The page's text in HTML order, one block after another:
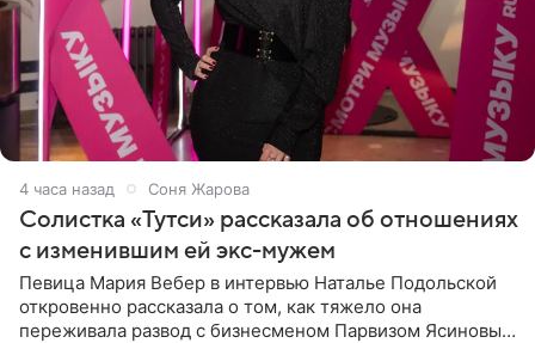
4 часа назад Соня Жарова
Солистка «Тутси» рассказала об отношениях
с изменившим ей экс-мужем
Певица Мария Вебер в интервью Наталье Подольской
откровенно рассказала о том, как тяжело она
переживала развод с бизнесменом Парвизом Ясиновым.